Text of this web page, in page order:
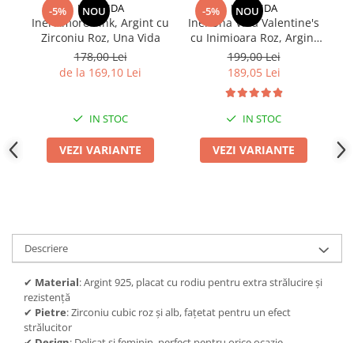
-5% NOU
UNA VIDA
Inel Amore Pink, Argint cu
Zirconiu Roz, Una Vida
178,00 Lei
de la 169,10 Lei
IN STOC
VEZI VARIANTE
-5% NOU
UNA VIDA
Inel Una Vida Valentine's
cu Inimioara Roz, Argint
925
199,00 Lei
189,05 Lei
IN STOC
VEZI VARIANTE
Descriere
✔ Material: Argint 925, placat cu rodiu pentru extra strălucire și
rezistență
✔ Pietre: Zirconiu cubic roz și alb, fațetat pentru un efect
strălucitor